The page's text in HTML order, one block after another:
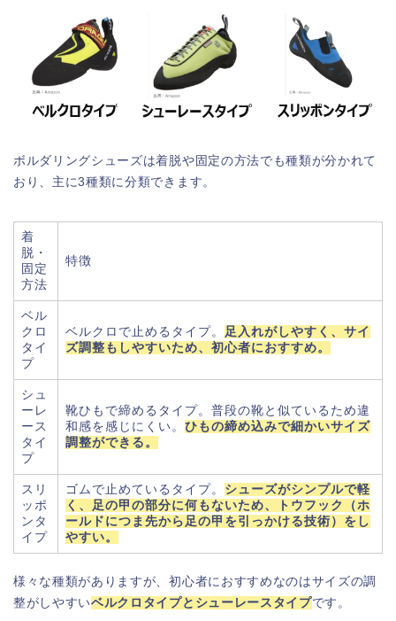
ボルダリングシューズは着脱や固定の方法でも種類が分かれて
おり、主に3種類に分類できます。
着
脱・
固定
方法
特徴
ベル
クロ
タイ
プ
ベルクロで止めるタイプ。
足入れがしやすく、サイ
ズ調整もしやすいため、初心者におすすめ。
シュ
ーレ
ース
タイ
プ
靴ひもで締めるタイプ。普段の靴と似ているため違
和感を感じにくい。 ひもの締め込みで細かいサイズ
調整ができる。
スリ
ッポ
ンタ
イプ
ゴムで止めているタイプ。 シューズがシンプルで軽
く、足の甲の部分に何もないため、トウフック（ホ
ールドにつま先から足の甲を引っかける技術）をし
やすい。
様々な種類がありますが、初心者におすすめなのはサイズの調
整がしやすいベルクロタイプとシューレースタイプです。